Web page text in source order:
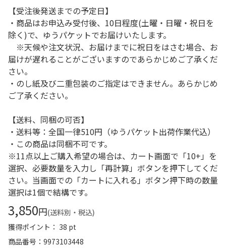
【受注後発送までの予定日】
・商品はお申込み受付後、10日程度(土曜・日曜・祝日を
除く)で、ゆうパケットでお届けいたします。
※天候や注文状況、お届けまでに祝日をはさむ場合、お
届けが遅れることがございますのであらかじめご了承くだ
さい。
・のし紙及び二重包装のご指定はできません。あらかじめ
ご了承ください。
【送料、同梱の可否】
・送料等：全国一律510円（ゆうパケット出荷作業代込）
・この商品は同梱不可です。
※11点以上ご購入希望の場合は、カート画面で「10+」を
選択、必要数量を入力し「再計算」ボタンを押下してくだ
さい。当画面での「カートに入れる」ボタン押下時の数量
選択は1個で結構です。
3,850円(送料別・税込)
獲得ポイント： 38 pt
商品番号
9973103448